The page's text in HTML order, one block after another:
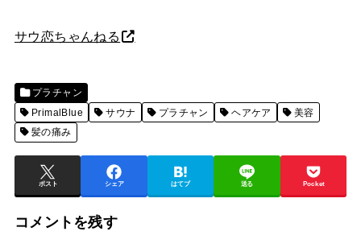
サウ恋ちゃんねる
プラチャン
PrimalBlue
サウナ プラチャン ヘアケア
美容
髪の痛み
ポスト シェア はてブ 送る Pocket
コメントを残す